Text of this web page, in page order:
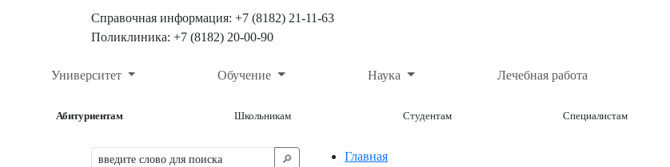
Справочная информация: +7 (8182) 21-11-63
Поликлиника: +7 (8182) 20-00-90
Университет Обучение Наука Лечебная работа
Абитуриентам Школьникам Студентам Специалистам
🔎︎
Главная